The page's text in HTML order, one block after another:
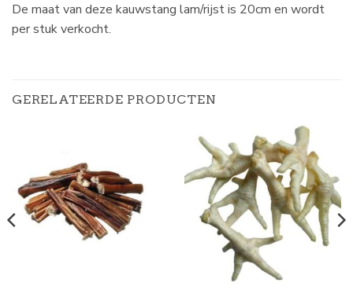
De maat van deze kauwstang lam/rijst is 20cm en wordt
per stuk verkocht.
GERELATEERDE PRODUCTEN